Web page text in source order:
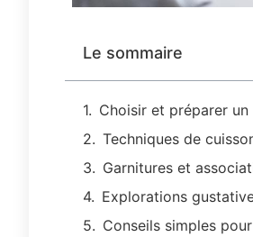
Le sommaire
Choisir et préparer
Techniques de
Garnitures et
Explorations
Conseils simples